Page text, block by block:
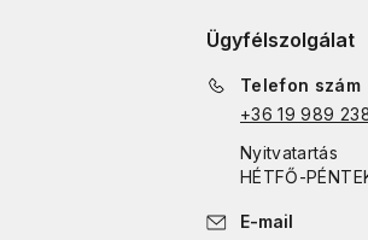
Ügyfélszolgálat
Telefon szám
+36 19 989
Nyitvatartás
HÉTFŐ-
E-mail